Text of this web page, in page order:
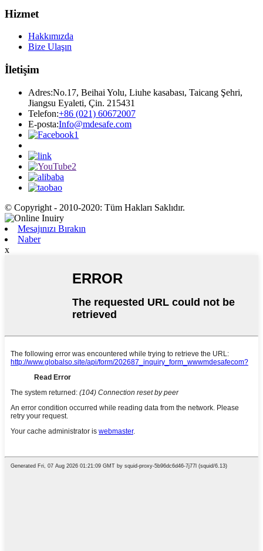
Hizmet
Hakkımızda
Bize Ulaşın
İletişim
Adres:No.17, Beihai Yolu, Liuhe kasabası, Taicang Şehri,
Jiangsu Eyaleti, Çin. 215431
Telefon:+86 (021) 60672007
E-posta:Info@mdesafe.com
© Copyright - 2010-2020: Tüm Hakları Saklıdır.
Mesajınızı Bırakın
Naber
x